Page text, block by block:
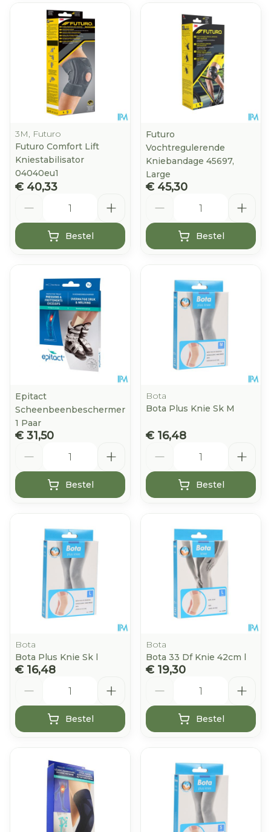
3M, Futuro
Futuro Comfort Lift
Kniestabilisator
04040eu1
€ 40,33
Bestel
Futuro
Vochtregulerende
Kniebandage 45697,
Large
€ 45,30
Bestel
Epitact
Scheenbeenbeschermer
1 Paar
€ 31,50
Bestel
Bota
Bota Plus Knie Sk M
€ 16,48
Bestel
Bota
Bota Plus Knie Sk l
€ 16,48
Bestel
Bota
Bota 33 Df Knie 42cm l
€ 19,30
Bestel